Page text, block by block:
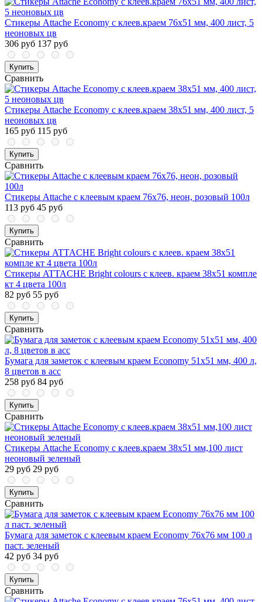
Стикеры Attache Economy с клеев.краем 76x51 мм, 400 лист, 5
неоновых цв
306 руб 137 руб
Купить
Сравнить
Стикеры Attache Economy с клеев.краем 38x51 мм, 400 лист, 5
неоновых цв
165 руб 115 руб
Купить
Сравнить
Стикеры Attache с клеевым краем 76х76, неон, розовый 100л
113 руб 45 руб
Купить
Сравнить
Стикеры ATTACHE Bright colours с клеев. краем 38x51 компле
кт 4 цвета 100л
82 руб 55 руб
Купить
Сравнить
Бумага для заметок с клеевым краем Economy 51x51 мм, 400 л,
8 цветов в асс
258 руб 84 руб
Купить
Сравнить
Стикеры Attache Economy с клеев.краем 38x51 мм,100 лист
неоновый зеленый
29 руб 29 руб
Купить
Сравнить
Бумага для заметок с клеевым краем Economy 76x76 мм 100 л
паст. зеленый
42 руб 34 руб
Купить
Сравнить